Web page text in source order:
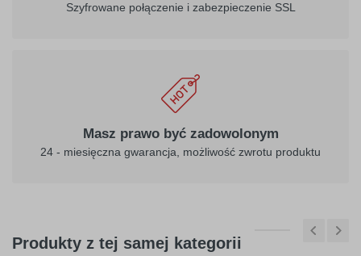
Szyfrowane połączenie i zabezpieczenie SSL
Masz prawo być zadowolonym
24 - miesięczna gwarancja, możliwość zwrotu produktu
Produkty z tej samej kategorii